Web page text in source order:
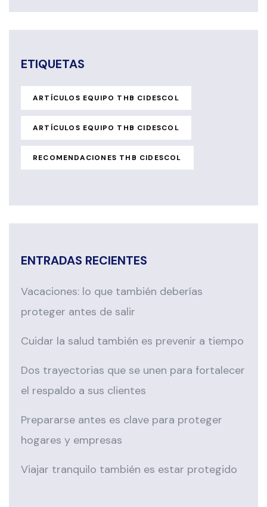
ETIQUETAS
ARTÍCULOS EQUIPO THB CIDESCOL
ARTÍCULOS EQUIPO THB CIDESCOL
RECOMENDACIONES THB CIDESCOL
ENTRADAS RECIENTES
Vacaciones: lo que también deberías
proteger antes de salir
Cuidar la salud también es prevenir a tiempo
Dos trayectorias que se unen para fortalecer
el respaldo a sus clientes
Prepararse antes es clave para proteger
hogares y empresas
Viajar tranquilo también es estar protegido